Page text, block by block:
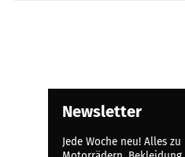
Newsletter
Jede Woche neu! Alles zu